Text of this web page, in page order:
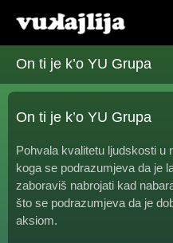
On ti je k’o YU Grupa
On ti je k’o YU Grupa
Pohvala kvalitetu ljudskosti u
koga se podrazumjeva da je
zaboraviš nabrojati kad
što se podrazumjeva da je
aksiom.